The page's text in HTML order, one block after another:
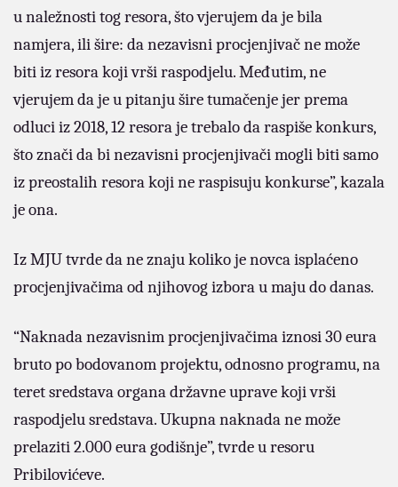
u naležnosti tog resora, što vjerujem da je bila
namjera, ili šire: da nezavisni procjenjivač ne može
biti iz resora koji vrši raspodjelu. Međutim, ne
vjerujem da je u pitanju šire tumačenje jer prema
odluci iz 2018, 12 resora je trebalo da raspiše konkurs,
što znači da bi nezavisni procjenjivači mogli biti samo
iz preostalih resora koji ne raspisuju konkurse”, kazala
je ona.
Iz MJU tvrde da ne znaju koliko je novca isplaćeno
procjenjivačima od njihovog izbora u maju do danas.
“Naknada nezavisnim procjenjivačima iznosi 30 eura
bruto po bodovanom projektu, odnosno programu, na
teret sredstava organa državne uprave koji vrši
raspodjelu sredstava. Ukupna naknada ne može
prelaziti 2.000 eura godišnje”, tvrde u resoru
Pribilovićeve.